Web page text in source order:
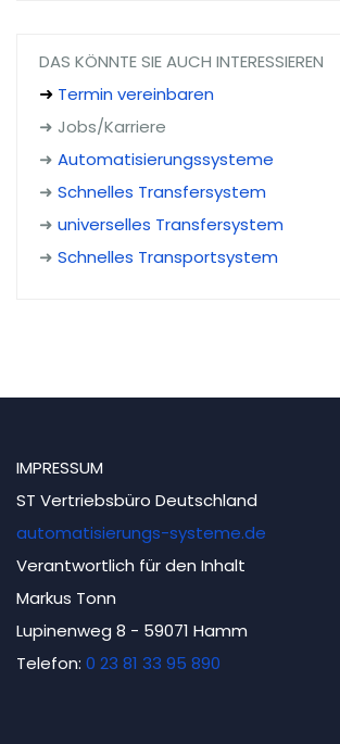
DAS KÖNNTE SIE AUCH INTERESSIEREN
➜ Termin vereinbaren
➜ Jobs/Karriere
➜ Automatisierungssysteme
➜ Schnelles Transfersystem
➜ universelles Transfersystem
➜ Schnelles Transportsystem
IMPRESSUM
ST Vertriebsbüro Deutschland
automatisierungs-systeme.de
Verantwortlich für den Inhalt
Markus Tonn
Lupinenweg 8 - 59071 Hamm
Telefon: 0 23 81 33 95 890